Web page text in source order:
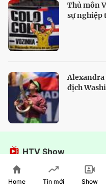
Thủ môn
sự nghiệp
địch
HTV Show
Home Tin mới Show